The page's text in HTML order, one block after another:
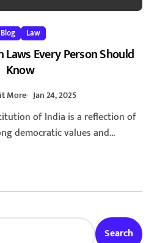
Blog Law
Every Person Should
Know
More Jan 24, 2025
democratic values and...
Search